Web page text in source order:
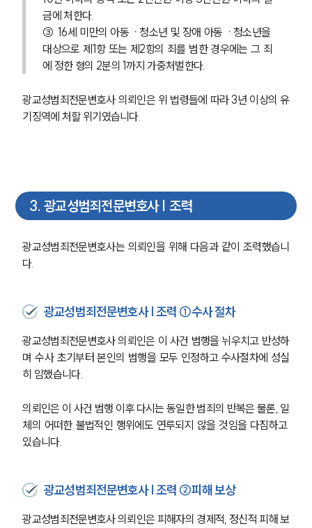
금에 처한다.
③ 16세 미만의 아동ㆍ청소년 및 장애 아동ㆍ청소년을
대상으로 제1항 또는 제2항의 죄를 범한 경우에는 그 죄
에 정한 형의 2분의 1까지 가중처벌한다.
광교성범죄전문변호사 의뢰인은 위 법령들에 따라 3년 이상의 유
기징역에 처할 위기였습니다.
3. 광교성범죄전문변호사 | 조력
광교성범죄전문변호사는 의뢰인을 위해 다음과 같이 조력했습니
다.
광교성범죄전문변호사 | 조력 ①수사 절차
광교성범죄전문변호사 의뢰인은 이 사건 범행을 뉘우치고 반성하
며 수사 초기부터 본인의 범행을 모두 인정하고 수사절차에 성실
히 임했습니다.
의뢰인은 이 사건 범행 이후 다시는 동일한 범죄의 반복은 물론, 일
체의 어떠한 불법적인 행위에도 연루되지 않을 것임을 다짐하고
있습니다.
광교성범죄전문변호사 | 조력 ②피해 보상
광교성범죄전문변호사 의뢰인은 피해자의 경제적, 정신적 피해 보